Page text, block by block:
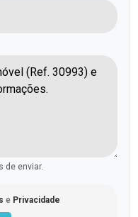
de enviar.
e Privacidade